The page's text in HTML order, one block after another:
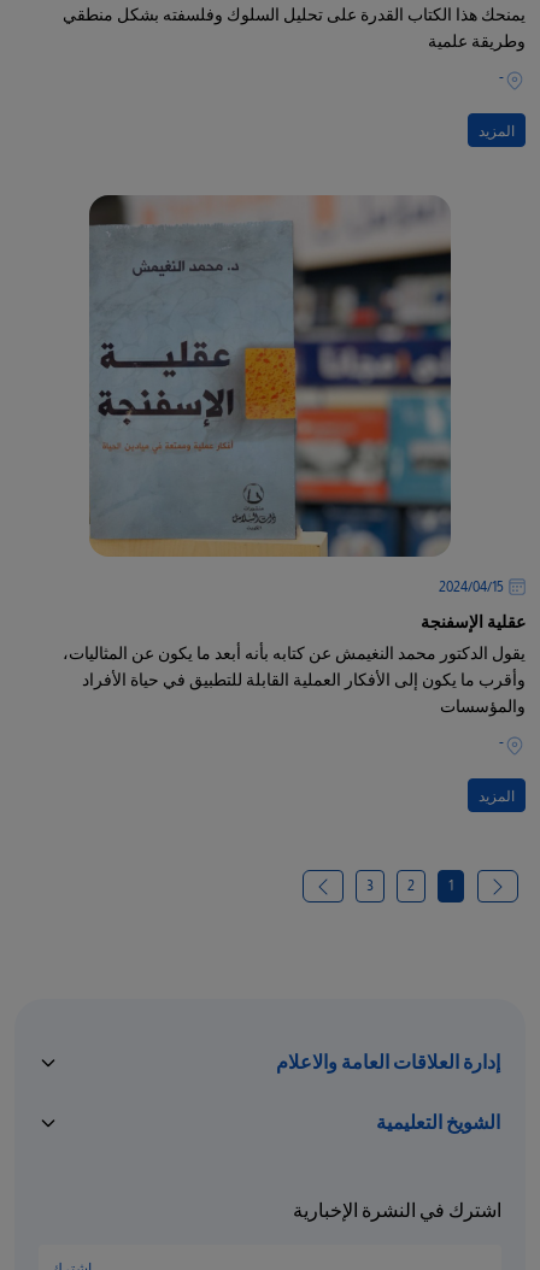
يمنحك هذا الكتاب القدرة على تحليل السلوك وفلسفته بشكل منطقي
وطريقة علمية
-
المزيد
15‏/04‏/2024
عقلية الإسفنجة
يقول الدكتور محمد النغيمش عن كتابه بأنه أبعد ما يكون عن المثاليات،
وأقرب ما يكون إلى الأفكار العملية القابلة للتطبيق في حياة الأفراد
والمؤسسات
-
المزيد
1
2
3
إدارة العلاقات العامة والاعلام
الشويخ التعليمية
اشترك في النشرة الإخبارية